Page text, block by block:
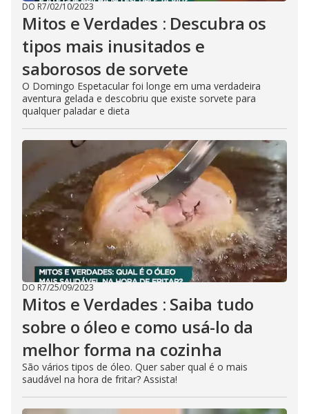
DO R7/02/10/2023
Mitos e Verdades : Descubra os
tipos mais inusitados e
saborosos de sorvete
O Domingo Espetacular foi longe em uma verdadeira
aventura gelada e descobriu que existe sorvete para
qualquer paladar e dieta
DO R7/25/09/2023
Mitos e Verdades : Saiba tudo
sobre o óleo e como usá-lo da
melhor forma na cozinha
São vários tipos de óleo. Quer saber qual é o mais
saudável na hora de fritar? Assista!